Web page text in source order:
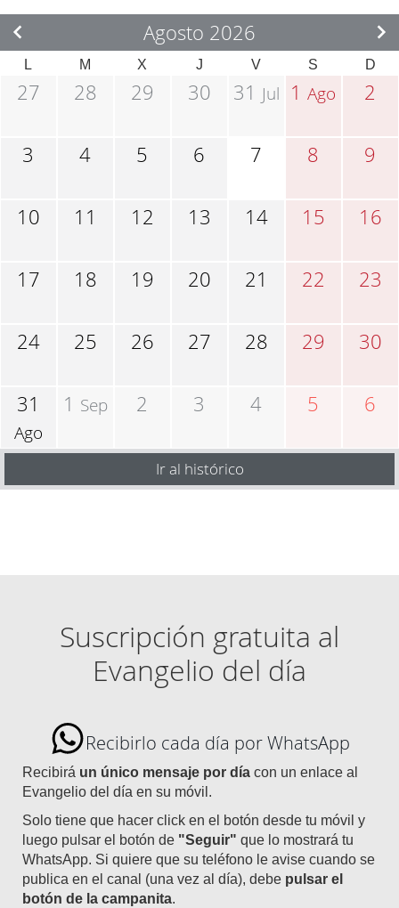
Agosto 2026
L M X J V S D
27 28 29 30 31 Jul 1Ago 2
3 4 5 6 7 8 9
10 11 12 13 14 15 16
17 18 19 20 21 22 23
24 25 26 27 28 29 30
31
Ago
1 Sep 2 3 4 5 6
Ir al histórico
Suscripción gratuita al
Evangelio del día
Recibirlo cada día por WhatsApp
Recibirá un único mensaje por día con un enlace al
Evangelio del día en su móvil.
Solo tiene que hacer click en el botón desde tu móvil y
luego pulsar el botón de "Seguir" que lo mostrará tu
WhatsApp. Si quiere que su teléfono le avise cuando se
publica en el canal (una vez al día), debe pulsar el
botón de la campanita.